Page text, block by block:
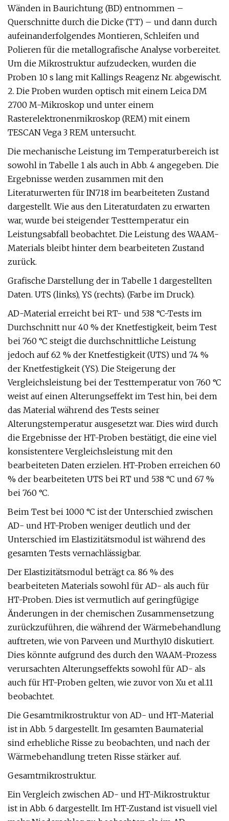
Wänden in Baurichtung (BD) entnommen –
Querschnitte durch die Dicke (TT) – und dann durch
aufeinanderfolgendes Montieren, Schleifen und
Polieren für die metallografische Analyse vorbereitet.
Um die Mikrostruktur aufzudecken, wurden die
Proben 10 s lang mit Kallings Reagenz Nr. abgewischt.
2. Die Proben wurden optisch mit einem Leica DM
2700 M-Mikroskop und unter einem
Rasterelektronenmikroskop (REM) mit einem
TESCAN Vega 3 REM untersucht.
Die mechanische Leistung im Temperaturbereich ist
sowohl in Tabelle 1 als auch in Abb. 4 angegeben. Die
Ergebnisse werden zusammen mit den
Literaturwerten für IN718 im bearbeiteten Zustand
dargestellt. Wie aus den Literaturdaten zu erwarten
war, wurde bei steigender Testtemperatur ein
Leistungsabfall beobachtet. Die Leistung des WAAM-
Materials bleibt hinter dem bearbeiteten Zustand
zurück.
Grafische Darstellung der in Tabelle 1 dargestellten
Daten. UTS (links), YS (rechts). (Farbe im Druck).
AD-Material erreicht bei RT- und 538 °C-Tests im
Durchschnitt nur 40 % der Knetfestigkeit, beim Test
bei 760 °C steigt die durchschnittliche Leistung
jedoch auf 62 % der Knetfestigkeit (UTS) und 74 %
der Knetfestigkeit (YS). Die Steigerung der
Vergleichsleistung bei der Testtemperatur von 760 °C
weist auf einen Alterungseffekt im Test hin, bei dem
das Material während des Tests seiner
Alterungstemperatur ausgesetzt war. Dies wird durch
die Ergebnisse der HT-Proben bestätigt, die eine viel
konsistentere Vergleichsleistung mit den
bearbeiteten Daten erzielen. HT-Proben erreichen 60
% der bearbeiteten UTS bei RT und 538 °C und 67 %
bei 760 °C.
Beim Test bei 1000 °C ist der Unterschied zwischen
AD- und HT-Proben weniger deutlich und der
Unterschied im Elastizitätsmodul ist während des
gesamten Tests vernachlässigbar.
Der Elastizitätsmodul beträgt ca. 86 % des
bearbeiteten Materials sowohl für AD- als auch für
HT-Proben. Dies ist vermutlich auf geringfügige
Änderungen in der chemischen Zusammensetzung
zurückzuführen, die während der Wärmebehandlung
auftreten, wie von Parveen und Murthy10 diskutiert.
Dies könnte aufgrund des durch den WAAM-Prozess
verursachten Alterungseffekts sowohl für AD- als
auch für HT-Proben gelten, wie zuvor von Xu et al.11
beobachtet.
Die Gesamtmikrostruktur von AD- und HT-Material
ist in Abb. 5 dargestellt. Im gesamten Baumaterial
sind erhebliche Risse zu beobachten, und nach der
Wärmebehandlung treten Risse stärker auf.
Gesamtmikrostruktur.
Ein Vergleich zwischen AD- und HT-Mikrostruktur
ist in Abb. 6 dargestellt. Im HT-Zustand ist visuell viel